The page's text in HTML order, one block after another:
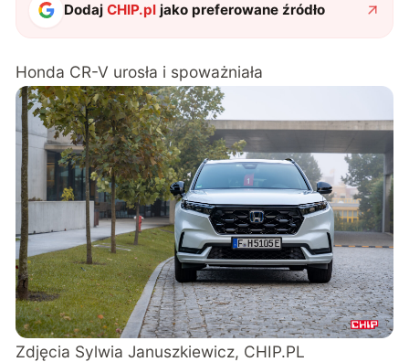
DodajCHIP.pl jako preferowane źródło
Honda CR-V urosła i spoważniała
Zdjęcia Sylwia Januszkiewicz, CHIP.PL